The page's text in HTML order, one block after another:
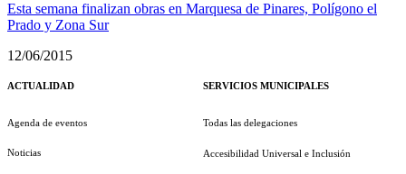
Esta semana finalizan obras en Marquesa de Pinares, Polígono el
Prado y Zona Sur
12/06/2015
ACTUALIDAD
Agenda de eventos
Noticias
SERVICIOS MUNICIPALES
Todas las delegaciones
Accesibilidad Universal e Inclusión